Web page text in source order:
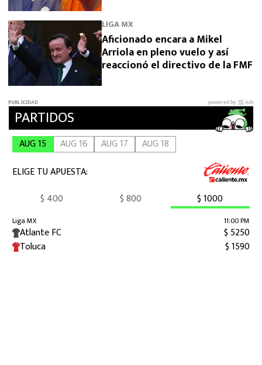
LIGA MX
Aficionado encara a Mikel
Arriola en pleno vuelo y así
reaccionó el directivo de la FMF